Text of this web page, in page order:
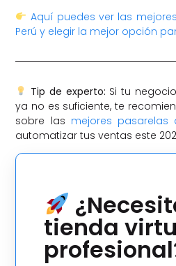
Aquí puedes ver las
Perú y elegir la mejor opción
Tip de experto: Si tu
ya no es suficiente, te
sobre las mejores pasarelas
automatizar tus ventas este
tienda